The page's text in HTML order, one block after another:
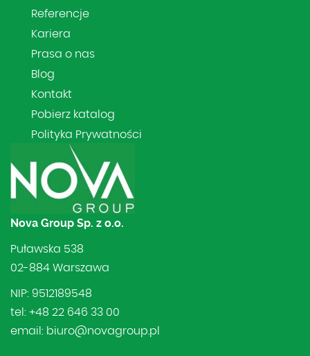
Referencje
Kariera
Prasa o nas
Blog
Kontakt
Pobierz katalog
Polityka Prywatności
Nova Group Sp. z o.o.
Puławska 538
02-884 Warszawa
NIP: 9512189548
tel: +48 22 646 33 00
email: biuro@novagroup.pl